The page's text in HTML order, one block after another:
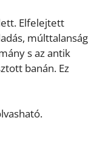
Elfelejtett
múlttalanság
s az antik
banán. Ez